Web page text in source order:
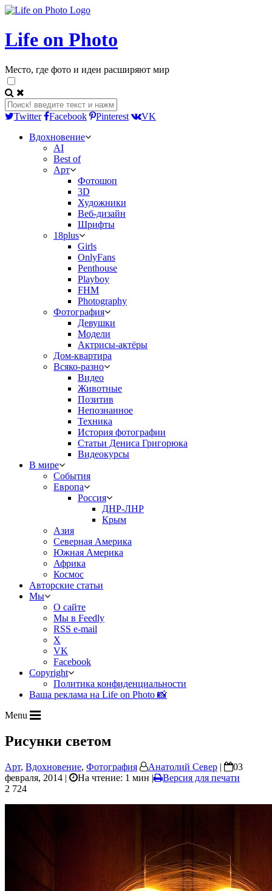
Life on Photo
Место, где фото и идеи расширяют мир
Twitter Facebook Pinterest
VK
Вдохновение
AI
Best of
Арт
Фотошоп
3D
Художники
Веб-дизайн
Шрифты
18plus
Girls
OnlyFans
Penthouse
Playboy
FHM
Photography
Фотография
Девушки
Модели
Актрисы-актёры
Дом-квартира
Всяко-разно
Видео
Животные
Позитив
Непознанное
Техника
История фотографии
Статьи Дениса Григорюка
Видеокурсы
В мире
События
Европа
Россия
ДНР-ЛНР
Крым
Азия
Северная Америка
Южная Америка
Африка
Космос
Авторские статьи
Мы
О сайте
Мы в Feedly
RSS e-mail
X
VK
Facebook
Copyright
Политика конфиденциальности
Ваша реклама на Life on Photo 📸
Menu
Рисунки светом
Арт, Вдохновение, Фотография Анатолий Север |
03
февраля, 2014 |
На чтение: 1 мин |
Версия для печати
2 724